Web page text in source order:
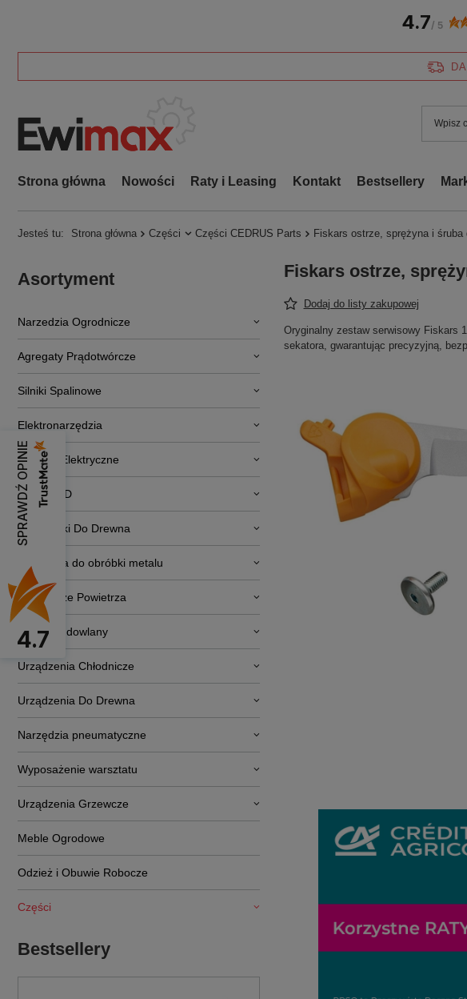
Strona główna Nowości Raty i Leasing Kontakt Bestsellery
Jesteś tu: Strona główna Części Części CEDRUS Parts Fiskars ostrze, sprężyna i
Asortyment
Narzedzia Ogrodnicze
Agregaty Prądotwórcze
Silniki Spalinowe
Elektronarzędzia
Pojazdy Elektryczne
RTV i AGD
Obrabiarki Do Drewna
Narzędzia do obróbki metalu
Osuszacze Powietrza
Sprzęt budowlany
Urządzenia Chłodnicze
Urządzenia Do Drewna
Narzędzia pneumatyczne
Wyposażenie warsztatu
Urządzenia Grzewcze
Meble Ogrodowe
Odzież i Obuwie Robocze
Części
Bestsellery
Fiskars ostrze,
Dodaj do listy zakupowej
Oryginalny zestaw serwisowy Fiskars
sekatora, gwarantując precyzyjną,
4.7/ 5
SPRAWDŹ OPINIE
4.7